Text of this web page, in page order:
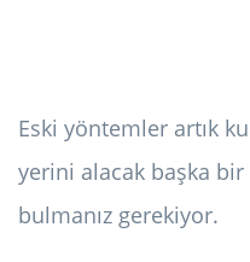
Eski yöntemler artık
yerini alacak başka
bulmanız gerekiyor.